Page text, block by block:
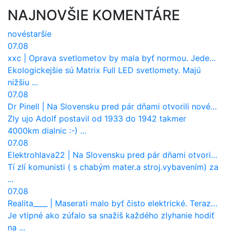
NAJNOVŠIE KOMENTÁRE
novéstaršie
07.08
xxc
Oprava svetlometov by mala byť normou. Jeden nový dnes stojí priemerne 1251 eur!
Ekologickejšie sú Matrix Full LED svetlomety. Majú
nižšiu ...
07.08
Dr Pinell
Na Slovensku pred pár dňami otvorili nové mosty, ktoré to sú?
Zly ujo Adolf postavil od 1933 do 1942 takmer
4000km dialnic :-) ...
07.08
Elektrohlava22
Na Slovensku pred pár dňami otvorili nové mosty, ktoré to sú?
Tí zlí komunisti ( s chabým mater.a stroj.vybavením) za
...
07.08
Realita____
Maserati malo byť čisto elektrické. Teraz zisťuje, že potrebuje nový osemvalcový motor
Je vtipné ako zúfalo sa snažiš každého zlyhanie hodiť
na ...